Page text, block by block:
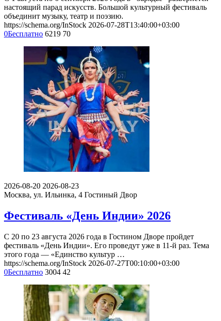
настоящий парад искусств. Большой культурный фестиваль
объединит музыку, театр и поэзию.
https://schema.org/InStock 2026-07-28T13:40:00+03:00
0Бесплатно 6219 70
2026-08-20 2026-08-23
Москва, ул. Ильинка, 4 Гостиный Двор
Фестиваль «День Индии» 2026
С 20 по 23 августа 2026 года в Гостином Дворе пройдет
фестиваль «День Индии». Его проведут уже в 11-й раз. Тема
этого года — «Единство культур …
https://schema.org/InStock 2026-07-27T00:10:00+03:00
0Бесплатно 3004 42